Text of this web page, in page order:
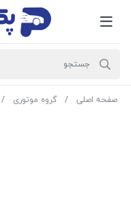
صفحه اصلی گروه موتوری